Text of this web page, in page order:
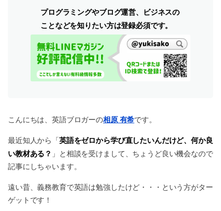
プログラミングやブログ運営、ビジネスの
ことなどを知りたい方は登録必須です。
こんにちは、英語ブロガーの相原 有希です。
最近知人から「英語をゼロから学び直したいんだけど、何か良
い教材ある？ 」と相談を受けまして、ちょうど良い機会なので
記事にしちゃいます。
遠い昔、義務教育で英語は勉強したけど・・・という方がター
ゲットです！